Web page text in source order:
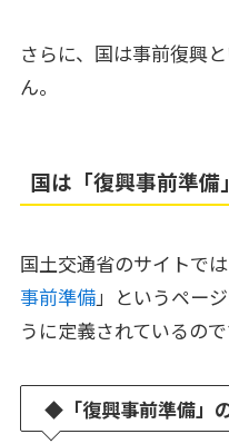
さらに、国は事前復興
ん。
国は「復興事前準備
国土交通省のサイトで
事前準備」というペー
うに定義されているので
◆ 「復興事前準備」